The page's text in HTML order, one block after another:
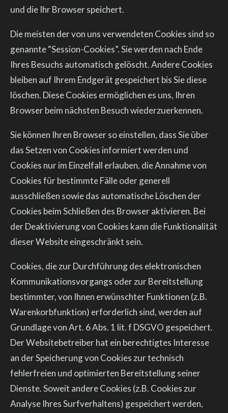
und die Ihr Browser speichert.
Die meisten der von uns verwendeten Cookies sind so
genannte “Session-Cookies”. Sie werden nach Ende
Ihres Besuchs automatisch gelöscht. Andere Cookies
bleiben auf Ihrem Endgerät gespeichert bis Sie diese
löschen. Diese Cookies ermöglichen es uns, Ihren
Browser beim nächsten Besuch wiederzuerkennen.
Sie können Ihren Browser so einstellen, dass Sie über
das Setzen von Cookies informiert werden und
Cookies nur im Einzelfall erlauben, die Annahme von
Cookies für bestimmte Fälle oder generell
ausschließen sowie das automatische Löschen der
Cookies beim Schließen des Browser aktivieren. Bei
der Deaktivierung von Cookies kann die Funktionalität
dieser Website eingeschränkt sein.
Cookies, die zur Durchführung des elektronischen
Kommunikationsvorgangs oder zur Bereitstellung
bestimmter, von Ihnen erwünschter Funktionen (z.B.
Warenkorbfunktion) erforderlich sind, werden auf
Grundlage von Art. 6 Abs. 1 lit. f DSGVO gespeichert.
Der Websitebetreiber hat ein berechtigtes Interesse
an der Speicherung von Cookies zur technisch
fehlerfreien und optimierten Bereitstellung seiner
Dienste. Soweit andere Cookies (z.B. Cookies zur
Analyse Ihres Surfverhaltens) gespeichert werden,